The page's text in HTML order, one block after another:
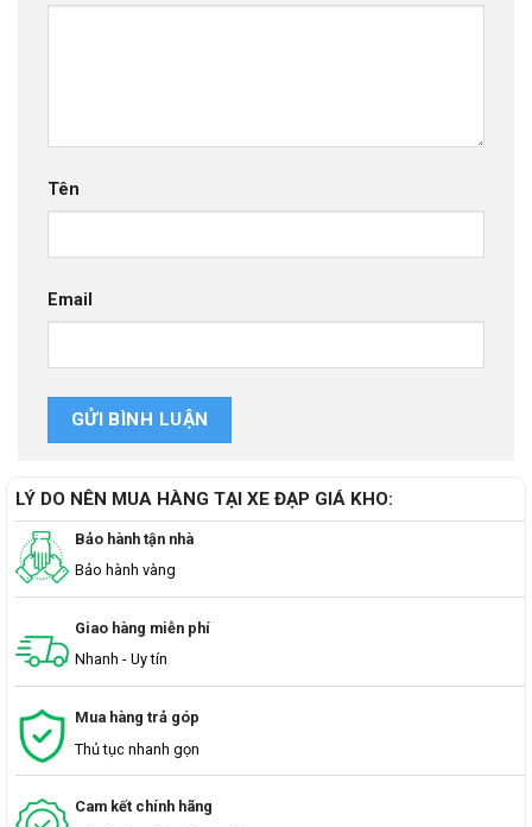
Tên
Email
LÝ DO NÊN MUA HÀNG TẠI XE ĐẠP GIÁ KHO:
Bảo hành tận nhà
Bảo hành vàng
Giao hàng miễn phí
Nhanh - Uy tín
Mua hàng trả góp
Thủ tục nhanh gọn
Cam kết chính hãng